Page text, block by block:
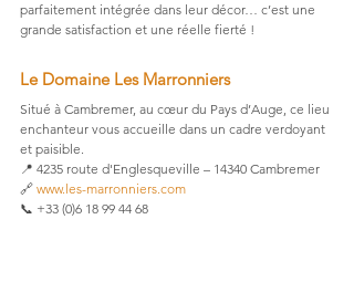
parfaitement intégrée dans leur décor… c’est une
grande satisfaction et une réelle fierté !
Le Domaine Les Marronniers
Situé à Cambremer, au cœur du Pays d’Auge, ce lieu
enchanteur vous accueille dans un cadre verdoyant
et paisible.
📍 4235 route d'Englesqueville – 14340 Cambremer
🔗 www.les-marronniers.com
📞 +33 (0)6 18 99 44 68